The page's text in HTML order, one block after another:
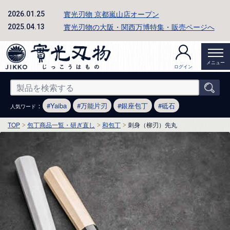
2026.01.25 實光刃物 京都嵐山店オープン
2025.04.13 實光刃物の大阪・関西万博特集・販売ページへ
ログイン
メニュー
人気ワード ： Yaiba 万能片刃 銀座包丁 砥石
TOP 包丁商品一覧・研ぎ直し 和包丁 刺身（柳刃）先丸